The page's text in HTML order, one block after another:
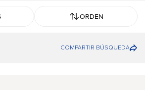
ORDEN
COMPARTIR BÚSQUEDA